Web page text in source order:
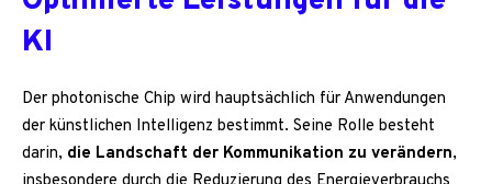
KI
Der photonische Chip wird hauptsächlich für Anwendungen
der künstlichen Intelligenz bestimmt. Seine Rolle besteht
darin, die Landschaft der Kommunikation zu verändern,